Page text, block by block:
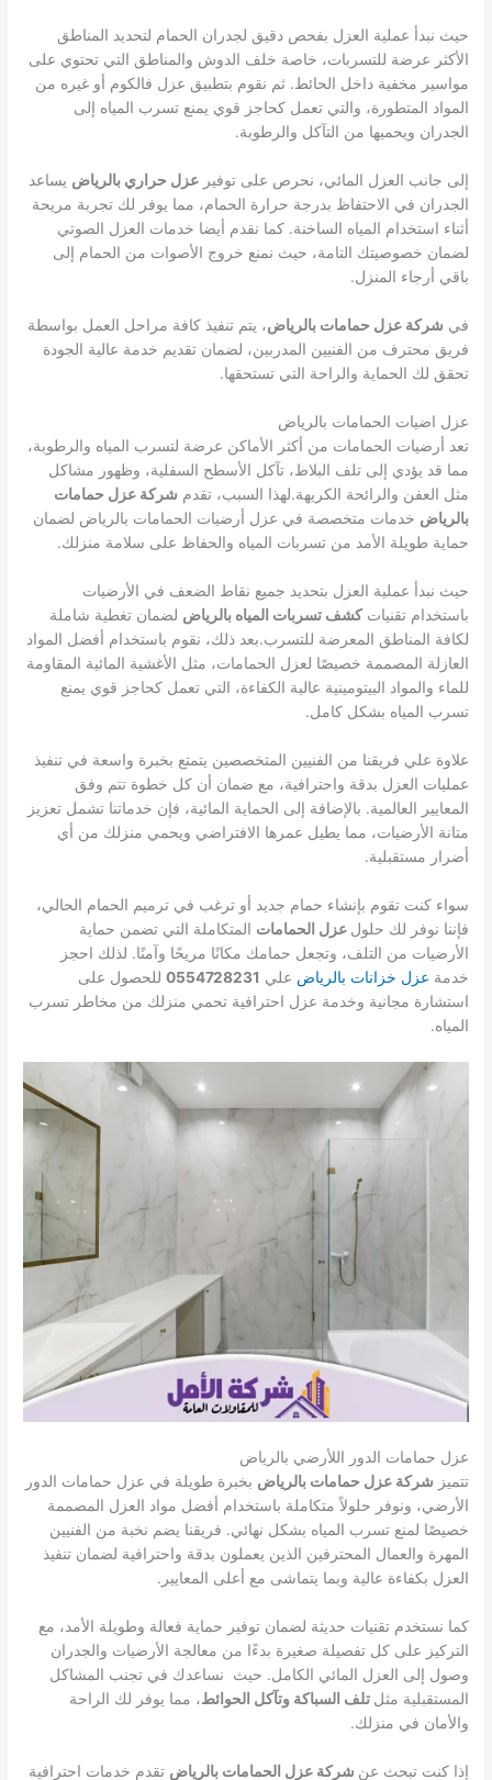
حيث نبدأ عملية العزل بفحص دقيق لجدران الحمام لتحديد المناطق
الأكثر عرضة للتسربات، خاصة خلف الدوش والمناطق التي تحتوي على
مواسير مخفية داخل الحائط. ثم نقوم بتطبيق عزل فالكوم أو غيره من
المواد المتطورة، والتي تعمل كحاجز قوي يمنع تسرب المياه إلى
الجدران ويحميها من التآكل والرطوبة.
إلى جانب العزل المائي، نحرص على توفيرعزل حراري بالرياض يساعد
الجدران في الاحتفاظ بدرجة حرارة الحمام، مما يوفر لك تجربة مريحة
أثناء استخدام المياه الساخنة. كما نقدم أيضا خدمات العزل الصوتي
لضمان خصوصيتك التامة، حيث نمنع خروج الأصوات من الحمام إلى
باقي أرجاء المنزل.
في شركة عزل حمامات بالرياض، يتم تنفيذ كافة مراحل العمل بواسطة
فريق محترف من الفنيين المدربين، لضمان تقديم خدمة عالية الجودة
تحقق لك الحماية والراحة التي تستحقها.
عزل اضيات الحمامات بالرياض
تعد أرضيات الحمامات من أكثر الأماكن عرضة لتسرب المياه والرطوبة،
مما قد يؤدي إلى تلف البلاط، تآكل الأسطح السفلية، وظهور مشاكل
مثل العفن والرائحة الكريهة.لهذا السبب، تقدم شركة عزل حمامات
بالرياض خدمات متخصصة في عزل أرضيات الحمامات بالرياض لضمان
حماية طويلة الأمد من تسربات المياه والحفاظ على سلامة منزلك.
حيث نبدأ عملية العزل بتحديد جميع نقاط الضعف في الأرضيات
باستخدام تقنياتكشف تسربات المياه بالرياض لضمان تغطية شاملة
لكافة المناطق المعرضة للتسرب.بعد ذلك، نقوم باستخدام أفضل المواد
العازلة المصممة خصيصًا لعزل الحمامات، مثل الأغشية المائية المقاومة
للماء والمواد البيتومينية عالية الكفاءة، التي تعمل كحاجز قوي يمنع
تسرب المياه بشكل كامل.
علاوة علي فريقنا من الفنيين المتخصصين يتمتع بخبرة واسعة في تنفيذ
عمليات العزل بدقة واحترافية، مع ضمان أن كل خطوة تتم وفق
المعايير العالمية. بالإضافة إلى الحماية المائية، فإن خدماتنا تشمل تعزيز
متانة الأرضيات، مما يطيل عمرها الافتراضي ويحمي منزلك من أي
أضرار مستقبلية.
سواء كنت تقوم بإنشاء حمام جديد أو ترغب في ترميم الحمام الحالي،
فإننا نوفر لك حلول عزل الحمامات المتكاملة التي تضمن حماية
الأرضيات من التلف، وتجعل حمامك مكانًا مريحًا وآمنًا. لذلك احجز
خدمة عزل خزانات بالرياض علي 0554728231 للحصول على
استشارة مجانية وخدمة عزل احترافية تحمي منزلك من مخاطر تسرب
المياه.
عزل حمامات الدور اللأرضي بالرياض
تتميز شركة عزل حمامات بالرياض بخبرة طويلة في عزل حمامات الدور
الأرضي، ونوفر حلولاً متكاملة باستخدام أفضل مواد العزل المصممة
خصيصًا لمنع تسرب المياه بشكل نهائي. فريقنا يضم نخبة من الفنيين
المهرة والعمال المحترفين الذين يعملون بدقة واحترافية لضمان تنفيذ
العزل بكفاءة عالية وبما يتماشى مع أعلى المعايير.
كما نستخدم تقنيات حديثة لضمان توفير حماية فعالة وطويلة الأمد، مع
التركيز على كل تفصيلة صغيرة بدءًا من معالجة الأرضيات والجدران
وصول إلى العزل المائي الكامل. حيث نساعدك في تجنب المشاكل
المستقبلية مثل تلف السباكة وتآكل الحوائط، مما يوفر لك الراحة
والأمان في منزلك.
إذا كنت تبحث عن شركة عزل الحمامات بالرياض تقدم خدمات احترافية